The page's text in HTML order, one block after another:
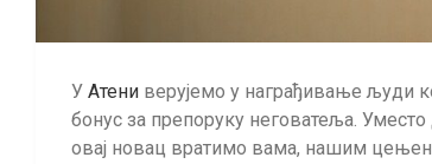
У Атени верујемо у награђивање људи
бонус за препоруку неговатеља.
овај новац вратимо вама, нашим